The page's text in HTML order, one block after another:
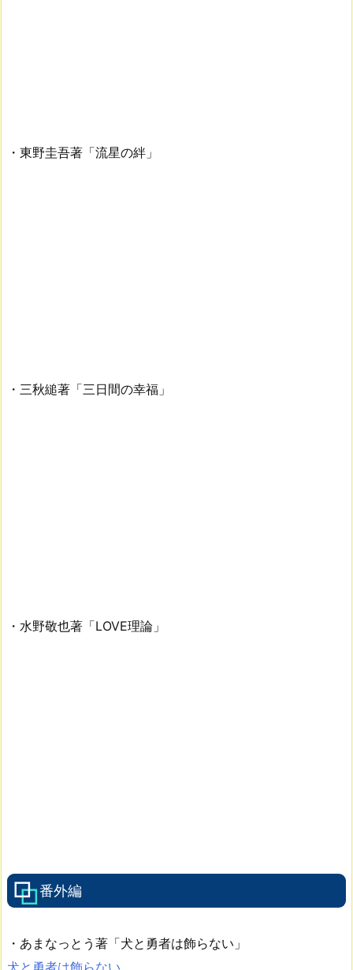
・東野圭吾著「流星の絆」
・三秋縋著「三日間の幸福」
・水野敬也著「LOVE理論」
番外編
・あまなっとう著「犬と勇者は飾らない」
犬と勇者は飾らない